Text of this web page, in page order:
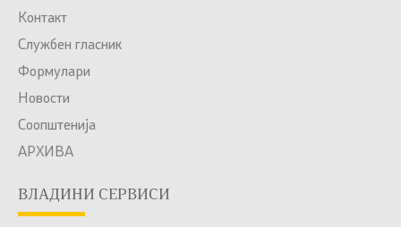
Контакт
Службен гласник
Формулари
Новости
Соопштенија
АРХИВА
ВЛАДИНИ СЕРВИСИ